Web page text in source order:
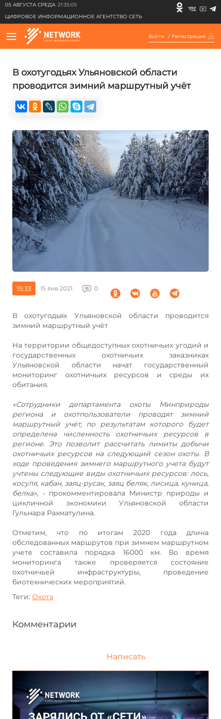
05 АВГУСТА СРЕДА 21:35:05
ЦИФРОВОЕ ИНФОРМАЦИОННОЕ АГЕНТСТВО СЕТЬ
Войти / Регистрация
В охотугодьях Ульяновской области
проводится зимний маршрутный учёт
15:33 15 янв 2021 0
В охотугодьях Ульяновской области проводится
зимний маршрутный учёт
На территории общедоступных охотничьих угодий и
государственных охотничьих заказниках
Ульяновской области начат государственный
мониторинг охотничьих ресурсов и среды их
обитания.
«Сотрудники департамента охоты Минприроды
региона и охотпользователи проводят зимний
маршрутный учёт, по результатам которого будет
определена численность охотничьих ресурсов в
регионе. Это позволит рассчитать лимиты добычи
охотничьих ресурсов на следующий сезон охоты. В
ходе проведения зимнего маршрутного учета будут
учтены следующие виды охотничьих ресурсов: лось,
косуля, кабан, заяц-русак, заяц беляк, лисица, куница,
белка», - прокомментировала Министр природы и
цикличной экономики Ульяновской области
Гульнара Рахматулина.
Отметим, что по итогам 2020 года длина
обследованных маршрутов при зимнем маршрутном
учете составила порядка 16000 км. Во время
мониторинга также проверяется состояние
охотничьей инфраструктуры, проведение
биотехнических мероприятий.
Теги: Охота
Комментарии
Написать